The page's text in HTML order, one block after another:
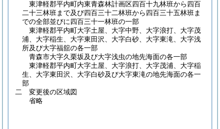
東津軽郡平内町内東青森林計画区四百十九林班から四百
二十三林班まで及び四百三十二林班から四百三十五林班ま
での全部並びに四百三十一林班の一部
東津軽郡平内町大字土屋、大字中野、大字浪打、大字茂
浦、大字稲生、大字東田沢、大字白砂、大字東滝、大字浅
所及び大字福舘の各一部
青森市大字久栗坂及び大字浅虫の地先海面の各一部
東津軽郡平内町大字土屋、大字浪打、大字茂浦、大字稲
生、大字東田沢、大字白砂及び大字東滝の地先海面の各一
部
二 変更後の区域図
省略